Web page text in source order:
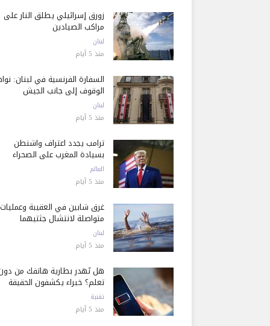
زورق إسرائيلي يطلق النار على
مراكب الصيادين
لبنان
منذ 5 أيام
السفارة الفرنسية في لبنان:
الوقوف إلى جانب الجيش
لبنان
منذ 5 أيام
ترامب يجدد اعتراف واشنطن
بسيادة المغرب على الصحراء
العالم
منذ 5 أيام
غرق شابين في العقيبة وعمليات
متواصلة لانتشال جثتيهما
لبنان
منذ 5 أيام
هل تُهدر بطارية هاتفك من
تعلم؟ خبراء يكشفون الحقيقة
تقنية
منذ 5 أيام